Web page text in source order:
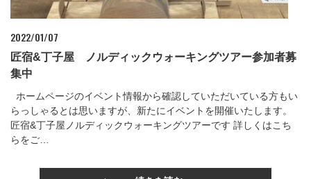
2022/01/07
匠宿&丁子屋 ノルディックウォーキングツアー参加者募
集中
ホームページのイベント情報から確認していただいている方もい
らっしゃるとは思いますが、新たにイベントを開催いたします。
匠宿&丁子屋ノルディックウォーキングツアーです 詳しくはこち
らをご…